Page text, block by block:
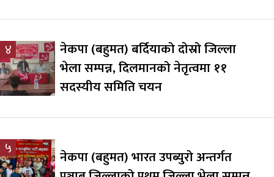
४
नेकपा (बहुमत) बर्दियाको दोस्रो जिल्ला
भेला सम्पन्न, दिलमानको नेतृत्वमा ११
सदस्यीय समिति चयन
५
नेकपा (बहुमत) भारत उपब्युरो अन्तर्गत